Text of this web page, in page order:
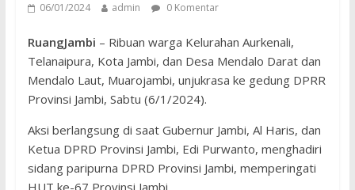
06/01/2024 admin 0 Komentar
RuangJambi – Ribuan warga Kelurahan Aurkenali,
Telanaipura, Kota Jambi, dan Desa Mendalo Darat dan
Mendalo Laut, Muarojambi, unjukrasa ke gedung DPRR
Provinsi Jambi, Sabtu (6/1/2024).
Aksi berlangsung di saat Gubernur Jambi, Al Haris, dan
Ketua DPRD Provinsi Jambi, Edi Purwanto, menghadiri
sidang paripurna DPRD Provinsi Jambi, memperingati